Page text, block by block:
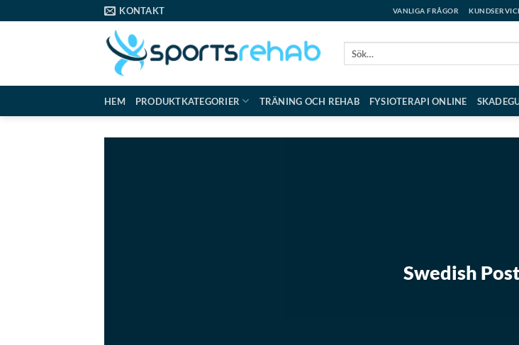
to
KONTAKT VANLIGA FRÅGOR
HEM PRODUKTKATEGORIER TRÄNING OCH REHAB FYSIOTERAPI ONLINE
Swedish